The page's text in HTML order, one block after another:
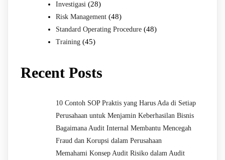
Investigasi (28)
Risk Management (48)
Standard Operating Procedure (48)
Training (45)
Recent Posts
10 Contoh SOP Praktis yang Harus Ada di Setiap
Perusahaan untuk Menjamin Keberhasilan Bisnis
Bagaimana Audit Internal Membantu Mencegah
Fraud dan Korupsi dalam Perusahaan
Memahami Konsep Audit Risiko dalam Audit